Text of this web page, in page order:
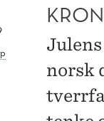
norsk